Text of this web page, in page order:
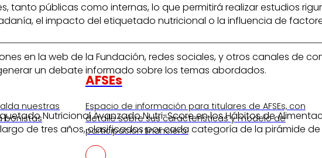
nuestras
bonistas
AFSEs
Espacio de información para titulares de AFSEs, con
detalle sobre sus características y modelo de
participación financiera.
tanto públicas como internas, lo que permitirá realizar estudios
el impacto del etiquetado nutricional o la influencia de
en la web de la Fundación, redes sociales, y otros canales de
un debate informado sobre los temas abordados.
Nutricional Avanzado Nutri-Score en los Hábitos de
de tres años, clasificados por cada categoría de la pirámide